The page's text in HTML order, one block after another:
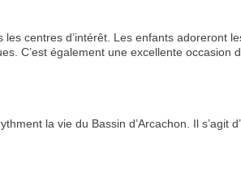
centres d’intérêt. Les enfants
C’est également une excellente
la vie du Bassin d’Arcachon. Il